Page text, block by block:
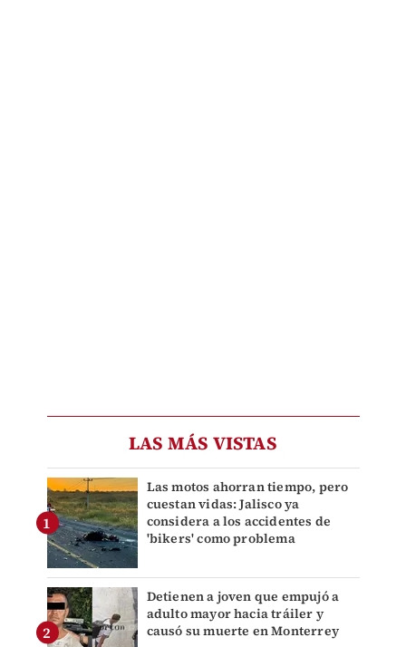
LAS MÁS VISTAS
Las motos ahorran tiempo, pero
cuestan vidas: Jalisco ya
considera a los accidentes de
'bikers' como problema
Detienen a joven que empujó a
adulto mayor hacia tráiler y
causó su muerte en Monterrey